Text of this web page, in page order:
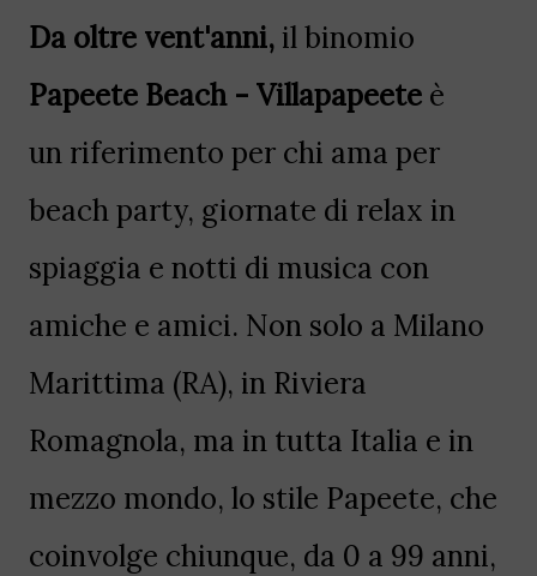
Da oltre vent'anni, il binomio
Papeete Beach - Villapapeete è
un riferimento per chi ama per
beach party, giornate di relax in
spiaggia e notti di musica con
amiche e amici. Non solo a Milano
Marittima (RA), in Riviera
Romagnola, ma in tutta Italia e in
mezzo mondo, lo stile Papeete, che
coinvolge chiunque, da 0 a 99 anni,